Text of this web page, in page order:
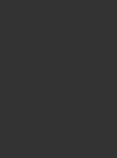
„A modort hol tanították
Ápolási dokumentáció a
Gyenes Gábor1 –
Kongresszust